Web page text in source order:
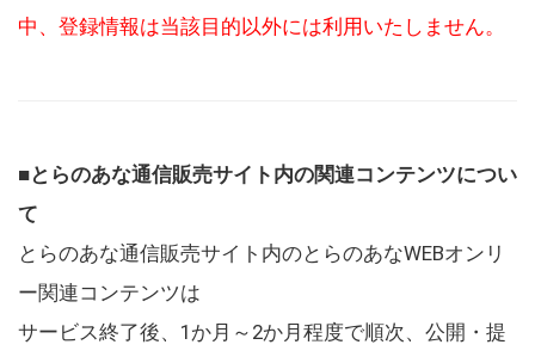
中、登録情報は当該目的以外には利用いたしません。
■とらのあな通信販売サイト内の関連コンテンツについ
て
とらのあな通信販売サイト内のとらのあなWEBオンリ
ー関連コンテンツは
サービス終了後、1か月～2か月程度で順次、公開・提